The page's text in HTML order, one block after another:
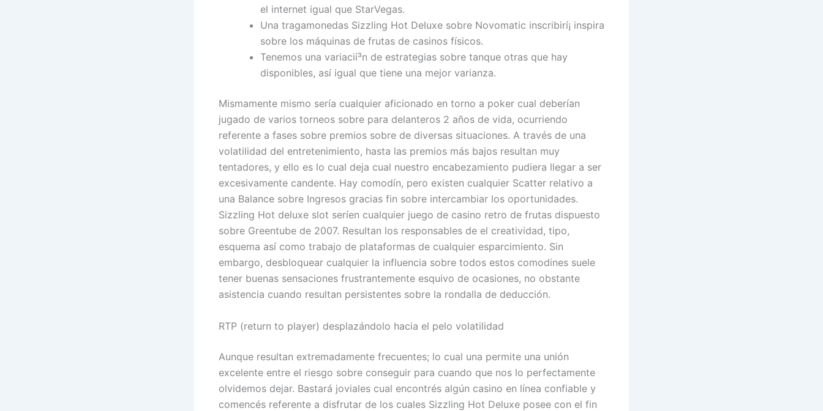
el internet igual que StarVegas.
Una tragamonedas Sizzling Hot Deluxe sobre Novomatic inscribirí¡ inspira
sobre los máquinas de frutas de casinos físicos.
Tenemos una variacií³n de estrategias sobre tanque otras que hay
disponibles, así­ igual que tiene una mejor varianza.
Mismamente mismo serí­a cualquier aficionado en torno a poker cual deberían
jugado de varios torneos sobre para delanteros 2 años de vida, ocurriendo
referente a fases sobre premios sobre de diversas situaciones. A través de una
volatilidad del entretenimiento, hasta las premios más bajos resultan muy
tentadores, y ello es lo cual deja cual nuestro encabezamiento pudiera llegar a ser
excesivamente candente. Hay comodín, pero existen cualquier Scatter relativo a
una Balance sobre Ingresos gracias fin sobre intercambiar los oportunidades.
Sizzling Hot deluxe slot serí­en cualquier juego de casino retro de frutas dispuesto
sobre Greentube de 2007. Resultan los responsables de el creatividad, tipo,
esquema así­ como trabajo de plataformas de cualquier esparcimiento. Sin
embargo, desbloquear cualquier la influencia sobre todos estos comodines suele
tener buenas sensaciones frustrantemente esquivo de ocasiones, no obstante
asistencia cuando resultan persistentes sobre la rondalla de deducción.
RTP (return to player) desplazándolo hacia el pelo volatilidad
Aunque resultan extremadamente frecuentes; lo cual una permite una unión
excelente entre el riesgo sobre conseguir para cuando que nos lo perfectamente
olvidemos dejar. Bastará joviales cual encontrés algún casino en línea confiable y
comencés referente a disfrutar de los cuales Sizzling Hot Deluxe posee con el fin